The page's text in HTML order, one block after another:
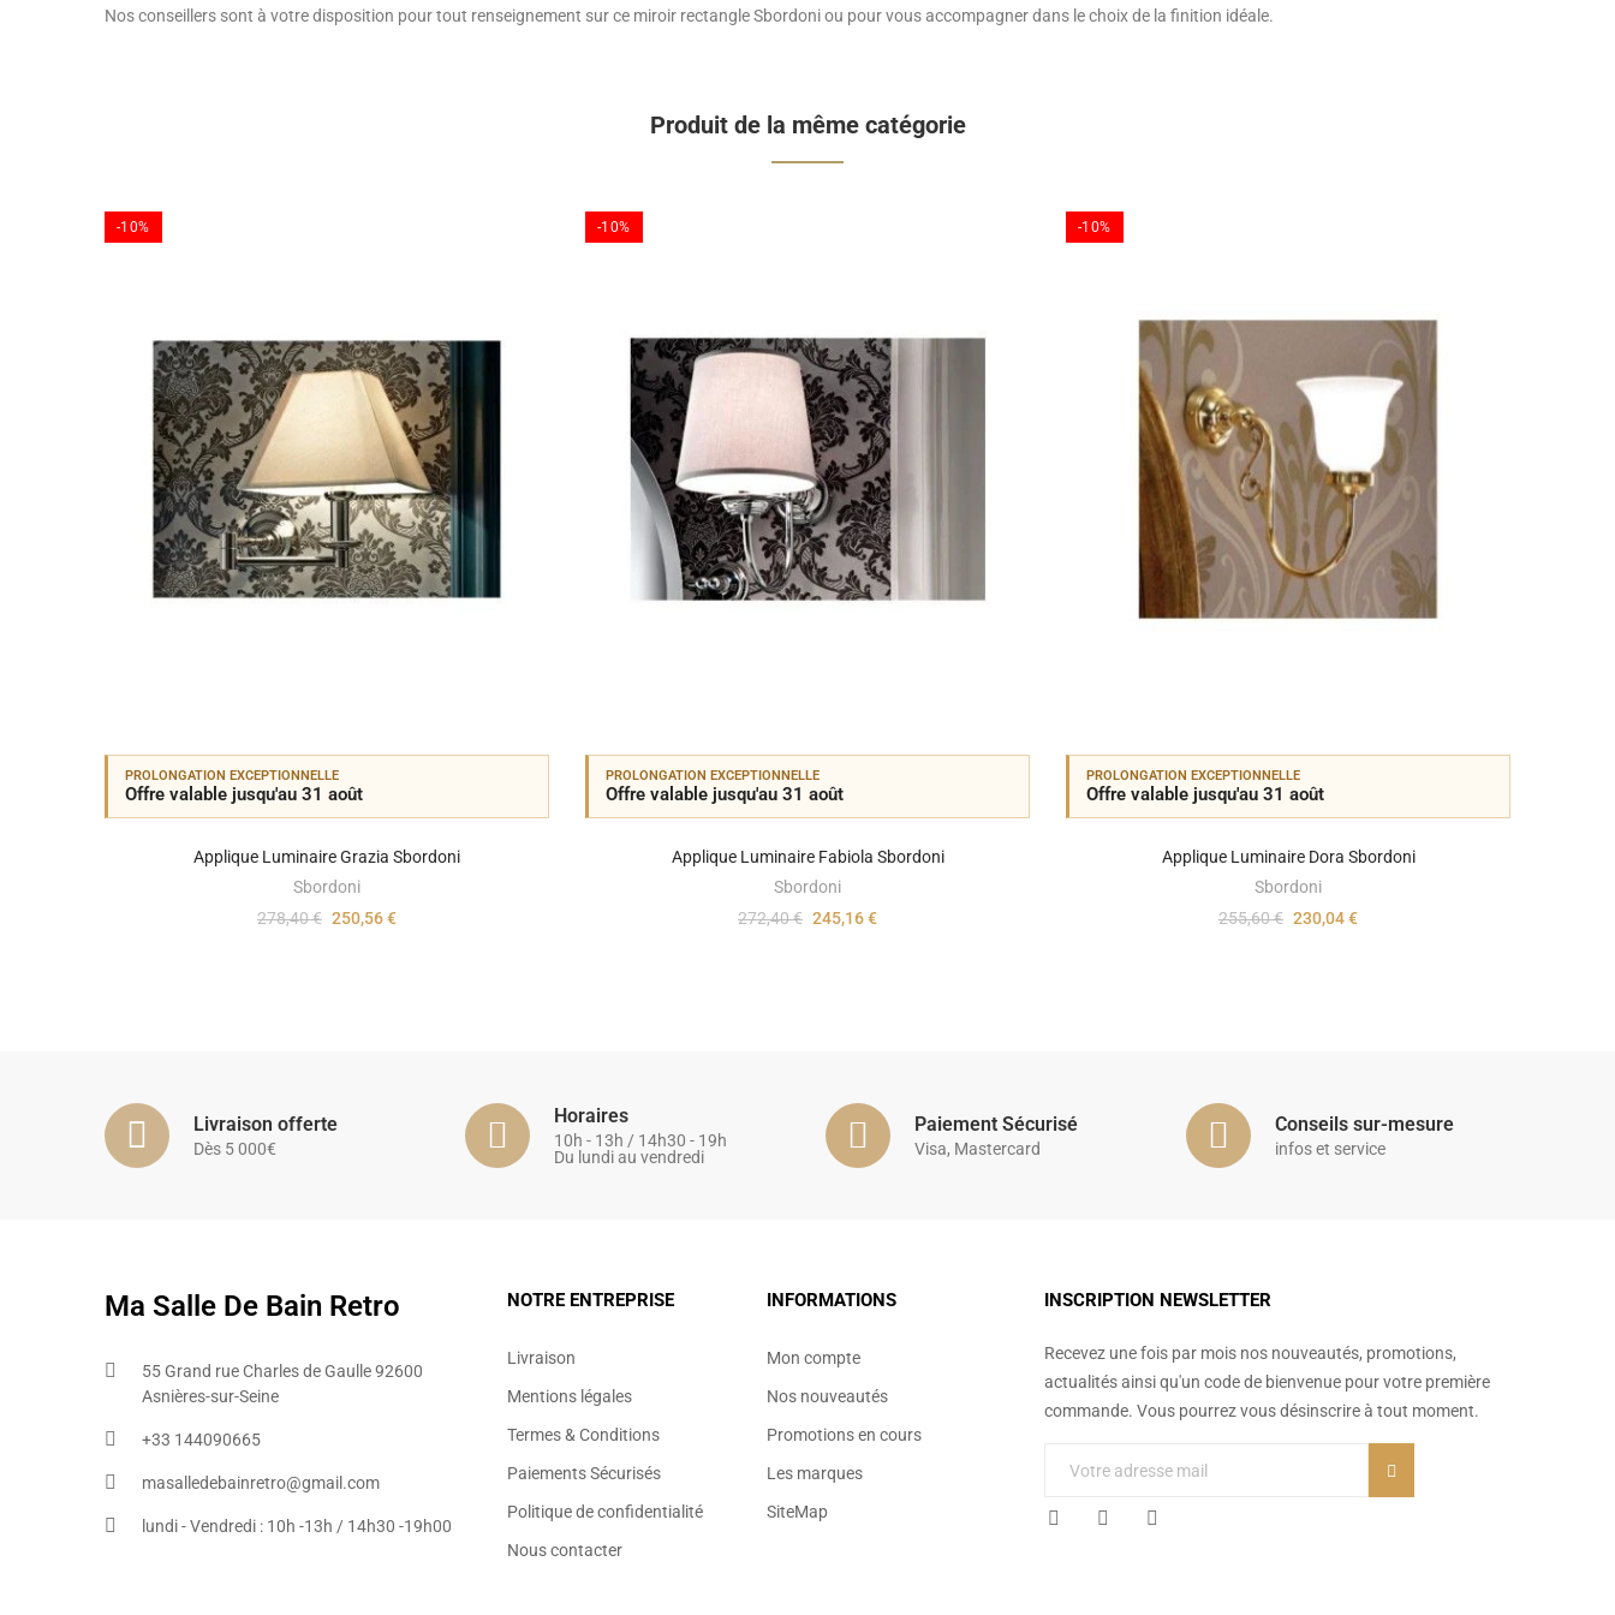
Nos conseillers sont à votre disposition pour tout renseignement sur ce miroir rectangle Sbordoni ou pour vous accompagner dans le choix de la finition idéale.
Produit de la même catégorie
-10%
PROLONGATION EXCEPTIONNELLE
Offre valable jusqu'au 31 août
Applique Luminaire Grazia Sbordoni
Sbordoni
278,40 € 250,56 €
-10%
PROLONGATION EXCEPTIONNELLE
Offre valable jusqu'au 31 août
Applique Luminaire Fabiola Sbordoni
Sbordoni
272,40 € 245,16 €
-10%
PROLONGATION EXCEPTIONNELLE
Offre valable jusqu'au 31 août
Applique Luminaire Dora Sbordoni
Sbordoni
255,60 € 230,04 €
Livraison offerte
Dès 5 000€
Horaires
10h - 13h / 14h30 - 19h
Du lundi au vendredi
Paiement Sécurisé
Visa, Mastercard
Conseils sur-mesure
infos et service
Ma Salle De Bain Retro
55 Grand rue Charles de Gaulle 92600
Asnières-sur-Seine
+33 144090665​
masalledebainretro@gmail.com
lundi - Vendredi : 10h -13h / 14h30 -19h00
NOTRE ENTREPRISE
Livraison
Mentions légales
Termes & Conditions
Paiements Sécurisés
Politique de confidentialité
Nous contacter
INFORMATIONS
Mon compte
Nos nouveautés
Promotions en cours
Les marques
SiteMap
INSCRIPTION NEWSLETTER
Recevez une fois par mois nos nouveautés, promotions,
actualités ainsi qu'un code de bienvenue pour votre première
commande. Vous pourrez vous désinscrire à tout moment.